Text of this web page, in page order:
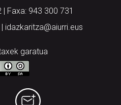
Faxa: 943 300 731
idazkaritza@aiurri.eus
garatua